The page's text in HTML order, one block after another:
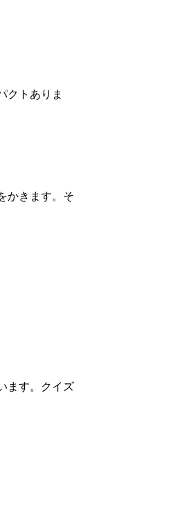
クトありま
かきます。そ
ます。クイズ